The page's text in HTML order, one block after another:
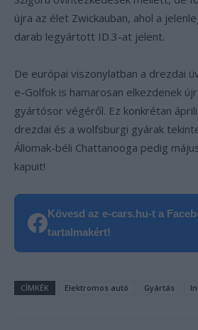
újra az élet Zwickauban, ahol a
darab legyártott ID.3-at jelent.
De európai viszonylatban a drezdai
e-Golfok is hamarosan elkezdenek
gyártósor végéről. Ez konkrétan
drezdai és a wolfsburgi gyárak
Állomak-béli Chattanooga pedig
kapuit!
Kövesd az e-cars.hu-t a
tartalmakért!
CÍMKÉK Elektromos autó Gyártás